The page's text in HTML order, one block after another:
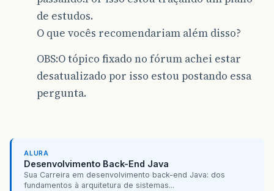
de estudos.
O que vocês recomendariam além disso?
OBS:O tópico fixado no fórum achei estar
desatualizado por isso estou postando essa
pergunta.
ALURA
Desenvolvimento Back-End Java
Sua Carreira em desenvolvimento back-end Java: dos
fundamentos à arquitetura de sistemas...